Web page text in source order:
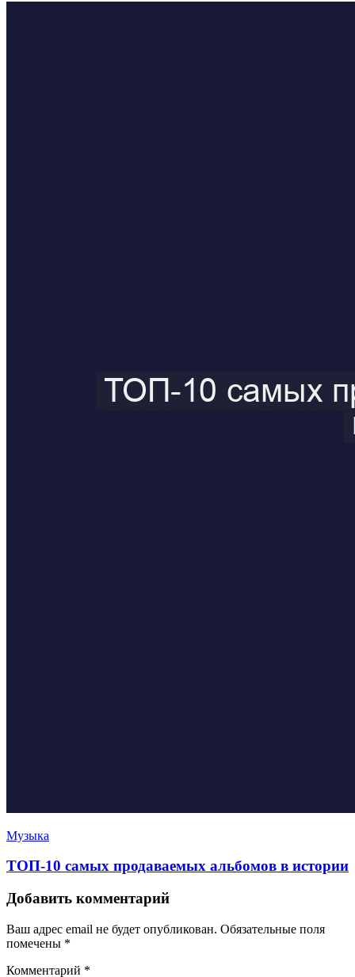
Музыка
ТОП-10 самых продаваемых альбомов в истории
Добавить комментарий
Ваш адрес email не будет опубликован. Обязательные поля
помечены *
Комментарий *